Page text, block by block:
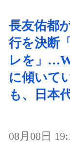
長友佑都
行を決断
レを」
に傾いて
も、日本
08月08日